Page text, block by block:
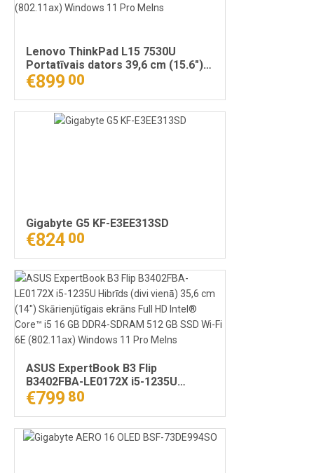
Lenovo ThinkPad L15 7530U
Portatīvais dators 39,6 cm (15.6")
Full HD AMD Ryzen™ 5 PRO 16 GB
DDR4-SDRAM 512 GB SSD Wi-Fi 6E
(802.11ax) Windows 11 Pro Melns
€899 00
Gigabyte G5 KF-E3EE313SD
€824 00
ASUS ExpertBook B3 Flip
B3402FBA-LE0172X i5-1235U
Hibrīds (divi vienā) 35,6 cm (14")
Skārienjūtīgais ekrāns Full HD
Intel® Core™ i5 16 GB DDR4-
SDRAM 512 GB SSD Wi-Fi 6E
€799 80